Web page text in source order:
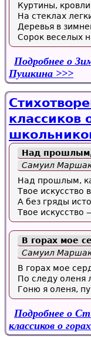
Куртины,
На стеклах
Деревья в
Сорок веселых
Подробнее о
Пушкина
классиков
Над
Самуил
Над прошлым,
Твое искусство
А без гряды
Твое искусство
В горах мое
Самуил
В горах мое
По следу оленя
Гоню я оленя,
Подробнее о
классиков о